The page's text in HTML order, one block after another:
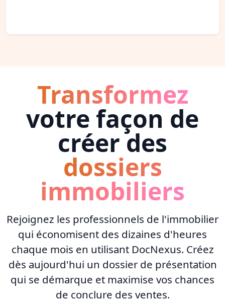
Transformez
votre façon de
créer des
dossiers
immobiliers
Rejoignez les professionnels de l'immobilier
qui économisent des dizaines d'heures
chaque mois en utilisant DocNexus. Créez
dès aujourd'hui un dossier de présentation
qui se démarque et maximise vos chances
de conclure des ventes.